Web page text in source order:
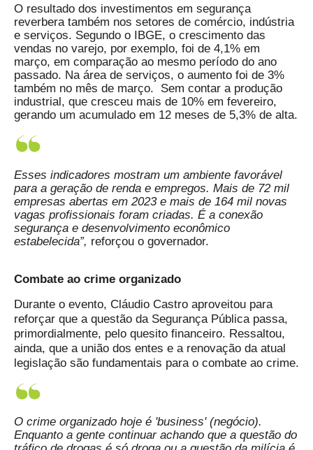
O resultado dos investimentos em segurança
reverbera também nos setores de comércio, indústria
e serviços. Segundo o IBGE, o crescimento das
vendas no varejo, por exemplo, foi de 4,1% em
março, em comparação ao mesmo período do ano
passado. Na área de serviços, o aumento foi de 3%
também no mês de março. Sem contar a produção
industrial, que cresceu mais de 10% em fevereiro,
gerando um acumulado em 12 meses de 5,3% de alta.
Esses indicadores mostram um ambiente favorável
para a geração de renda e empregos. Mais de 72 mil
empresas abertas em 2023 e mais de 164 mil novas
vagas profissionais foram criadas. É a conexão
segurança e desenvolvimento econômico
estabelecida”, reforçou o governador.
Combate ao crime organizado
Durante o evento, Cláudio Castro aproveitou para
reforçar que a questão da Segurança Pública passa,
primordialmente, pelo quesito financeiro. Ressaltou,
ainda, que a união dos entes e a renovação da atual
legislação são fundamentais para o combate ao crime.
O crime organizado hoje é 'business' (negócio).
Enquanto a gente continuar achando que a questão do